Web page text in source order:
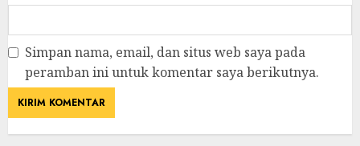
Simpan nama, email, dan situs web saya pada
peramban ini untuk komentar saya berikutnya.